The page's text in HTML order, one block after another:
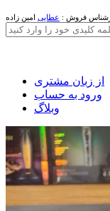
فروش : عطایی امین زاده
از زبان مشتری
ورود به حساب
وبلاگ